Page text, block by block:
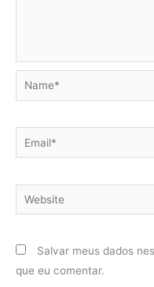
Name*
Email*
Website
Salvar meus dados
que eu comentar.